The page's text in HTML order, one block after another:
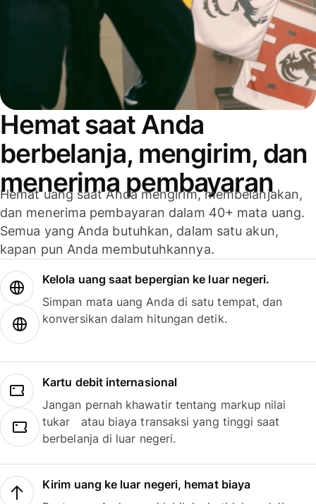
Hemat saat Anda
berbelanja, mengirim, dan
menerima pembayaran
Hemat uang saat Anda mengirim, membelanjakan,
dan menerima pembayaran dalam 40+ mata uang.
Semua yang Anda butuhkan, dalam satu akun,
kapan pun Anda membutuhkannya.
Kelola uang saat bepergian ke luar negeri.
Simpan mata uang Anda di satu tempat, dan
konversikan dalam hitungan detik.
Kartu debit internasional
Jangan pernah khawatir tentang markup nilai
tukar atau biaya transaksi yang tinggi saat
berbelanja di luar negeri.
Kirim uang ke luar negeri, hemat biaya